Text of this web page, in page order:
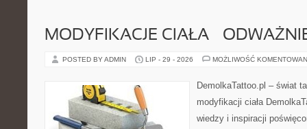
MODYFIKACJE CIAŁA –
POSTED BY ADMIN LIP - 29 - 2026 MOŻLIWOŚĆ
DemolkaTattoo.pl – świat
modyfikacji ciała
wiedzy i inspiracji